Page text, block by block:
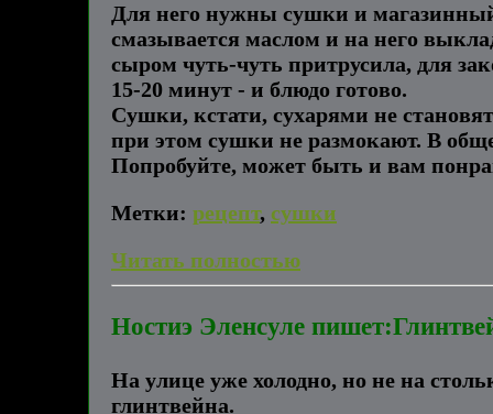
Для него нужны сушки и
смазывается маслом и на него
сыром чуть-чуть притрусила, для
15-20 минут - и блюдо готово.
Сушки, кстати, сухарями не
при этом сушки не размокают. В
Попробуйте, может быть и вам
Метки: рецепт, сушки
Читать полностью
Ностиэ Эленсуле
На улице уже холодно, но не на
глинтвейна.